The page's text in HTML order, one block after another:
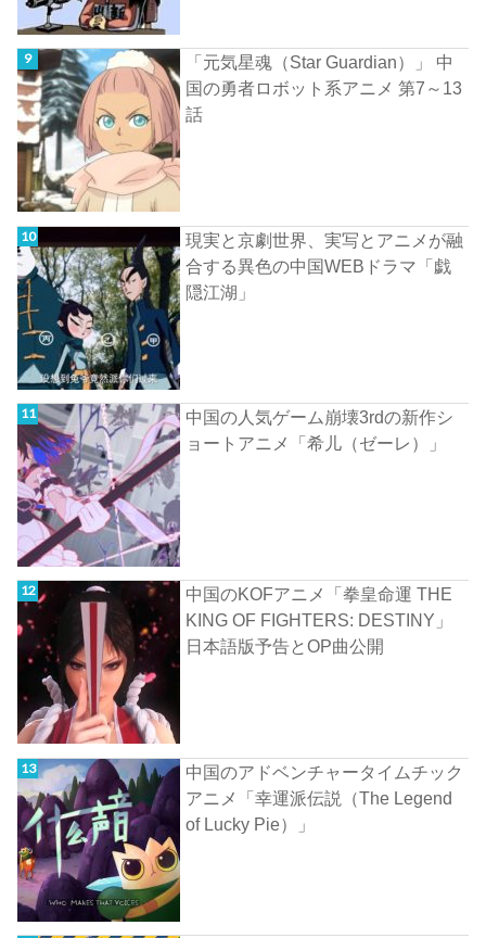
「元気星魂（Star Guardian）」 中
国の勇者ロボット系アニメ 第7～13
話
現実と京劇世界、実写とアニメが融
合する異色の中国WEBドラマ「戯
隠江湖」
中国の人気ゲーム崩壊3rdの新作シ
ョートアニメ「希儿（ゼーレ）」
中国のKOFアニメ「拳皇命運 THE
KING OF FIGHTERS: DESTINY」
日本語版予告とOP曲公開
中国のアドベンチャータイムチック
アニメ「幸運派伝説（The Legend
of Lucky Pie）」